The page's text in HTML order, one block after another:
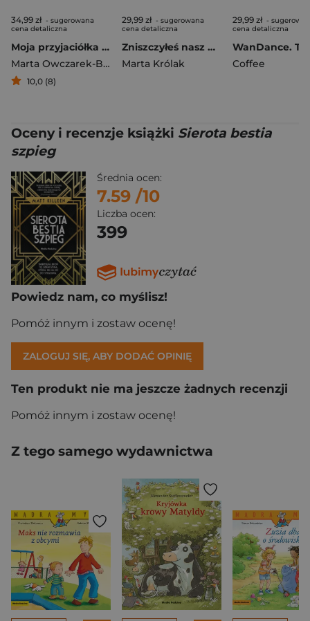
34,99 zł - sugerowana
cena detaliczna
Moja przyjaciółka Pola
Marta Owczarek-Boraczyńska
10,0 (8)
29,99 zł - sugerowana
cena detaliczna
Zniszczyłeś nasz wszechświat, Aleks
Marta Królak
29,99 zł -
cena detaliczna
WanDance.
Coffee
Oceny i recenzje książki Sierota bestia
szpieg
Średnia ocen:
7.59 /10
Liczba ocen:
399
Powiedz nam, co myślisz!
Pomóż innym i zostaw ocenę!
ZALOGUJ SIĘ, ABY DODAĆ OPINIĘ
Ten produkt nie ma jeszcze żadnych recenzji
Pomóż innym i zostaw ocenę!
Z tego samego wydawnictwa